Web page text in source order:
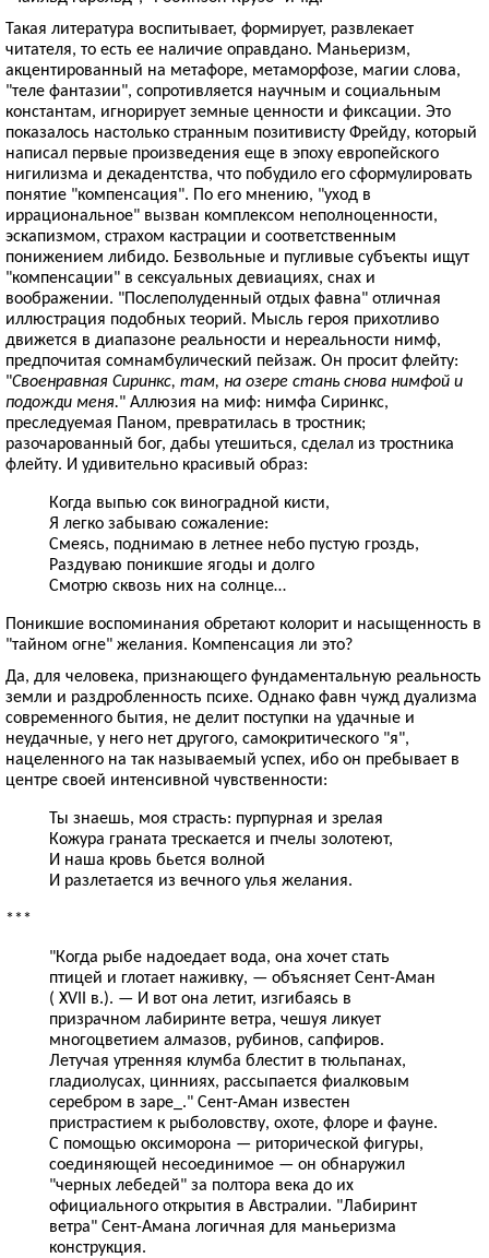
Такая литература воспитывает, формирует, развлекает
читателя, то есть ее наличие оправдано. Маньеризм,
акцентированный на метафоре, метаморфозе, магии слова,
"теле фантазии", сопротивляется научным и социальным
константам, игнорирует земные ценности и фиксации. Это
показалось настолько странным позитивисту Фрейду, который
написал первые произведения еще в эпоху европейского
нигилизма и декадентства, что побудило его сформулировать
понятие "компенсация". По его мнению, "уход в
иррациональное" вызван комплексом неполноценности,
эскапизмом, страхом кастрации и соответственным
понижением либидо. Безвольные и пугливые субъекты ищут
"компенсации" в сексуальных девиациях, снах и
воображении. "Послеполуденный отдых фавна" отличная
иллюстрация подобных теорий. Мысль героя прихотливо
движется в диапазоне реальности и нереальности нимф,
предпочитая сомнамбулический пейзаж. Он просит флейту:
"Своенравная Сиринкс, там, на озере стань снова нимфой и
подожди меня." Аллюзия на миф: нимфа Сиринкс,
преследуемая Паном, превратилась в тростник;
разочарованный бог, дабы утешиться, сделал из тростника
флейту. И удивительно красивый образ:
Когда выпью сок виноградной кисти,
Я легко забываю сожаление:
Смеясь, поднимаю в летнее небо пустую гроздь,
Раздуваю поникшие ягоды и долго
Смотрю сквозь них на солнце…
Поникшие воспоминания обретают колорит и насыщенность в
"тайном огне" желания. Компенсация ли это?
Да, для человека, признающего фундаментальную реальность
земли и раздробленность психе. Однако фавн чужд дуализма
современного бытия, не делит поступки на удачные и
неудачные, у него нет другого, самокритического "я",
нацеленного на так называемый успех, ибо он пребывает в
центре своей интенсивной чувственности:
Ты знаешь, моя страсть: пурпурная и зрелая
Кожура граната трескается и пчелы золотеют,
И наша кровь бьется волной
И разлетается из вечного улья желания.
***
"Когда рыбе надоедает вода, она хочет стать
птицей и глотает наживку, — объясняет Сент-Аман
( XVII в.). — И вот она летит, изгибаясь в
призрачном лабиринте ветра, чешуя ликует
многоцветием алмазов, рубинов, сапфиров.
Летучая утренняя клумба блестит в тюльпанах,
гладиолусах, цинниях, рассыпается фиалковым
серебром в заре_." Сент-Аман известен
пристрастием к рыболовству, охоте, флоре и фауне.
С помощью оксиморона — риторической фигуры,
соединяющей несоединимое — он обнаружил
"черных лебедей" за полтора века до их
официального открытия в Австралии. "Лабиринт
ветра" Сент-Амана логичная для маньеризма
конструкция.